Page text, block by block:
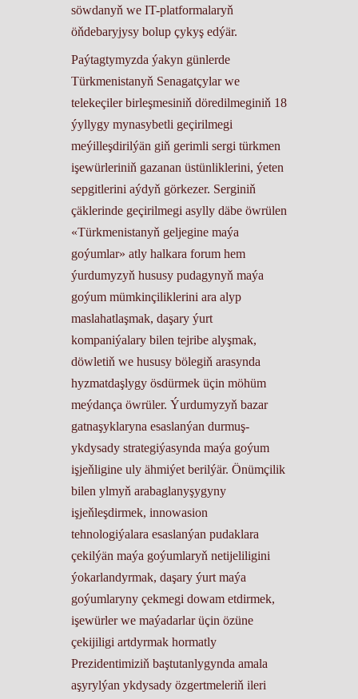
söwdanyň we IT-platformalaryň
öňdebaryjysy bolup çykyş edýär.
Paýtagtymyzda ýakyn günlerde
Türkmenistanyň Senagatçylar we
telekeçiler birleşmesiniň döredilmeginiň 18
ýyllygy mynasybetli geçirilmegi
meýilleşdirilýän giň gerimli sergi türkmen
işewürleriniň gazanan üstünliklerini, ýeten
sepgitlerini aýdyň görkezer. Serginiň
çäklerinde geçirilmegi asylly däbe öwrülen
«Türkmenistanyň geljegine maýa
goýumlar» atly halkara forum hem
ýurdumyzyň hususy pudagynyň maýa
goýum mümkinçiliklerini ara alyp
maslahatlaşmak, daşary ýurt
kompaniýalary bilen tejribe alyşmak,
döwletiň we hususy bölegiň arasynda
hyzmatdaşlygy ösdürmek üçin möhüm
meýdança öwrüler. Ýurdumyzyň bazar
gatnaşyklaryna esaslanýan durmuş-
ykdysady strategiýasynda maýa goýum
işjeňligine uly ähmiýet berilýär. Önümçilik
bilen ylmyň arabaglanyşygyny
işjeňleşdirmek, innowasion
tehnologiýalara esaslanýan pudaklara
çekilýän maýa goýumlaryň netijeliligini
ýokarlandyrmak, daşary ýurt maýa
goýumlaryny çekmegi dowam etdirmek,
işewürler we maýadarlar üçin özüne
çekijiligi artdyrmak hormatly
Prezidentimiziň baştutanlygynda amala
aşyrylýan ykdysady özgertmeleriň ileri